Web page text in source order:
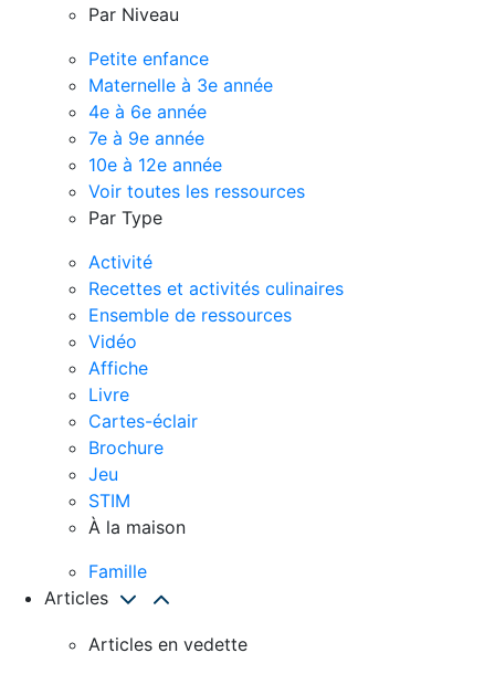
Par Niveau
Petite enfance
Maternelle à 3e année
4e à 6e année
7e à 9e année
10e à 12e année
Voir toutes les ressources
Par Type
Activité
Recettes et activités culinaires
Ensemble de ressources
Vidéo
Affiche
Livre
Cartes-éclair
Brochure
Jeu
STIM
À la maison
Famille
Articles
Articles en vedette